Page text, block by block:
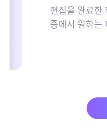
편집을 완료한
중에서 원하는